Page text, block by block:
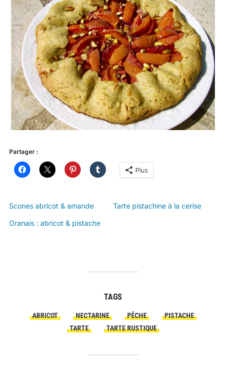
Partager :
Plus
Scones abricot & amande
Tarte pistachine à la cerise
Oranais : abricot & pistache
TAGS
ABRICOT NECTARINE PÊCHE
PISTACHE
TARTE
TARTE RUSTIQUE